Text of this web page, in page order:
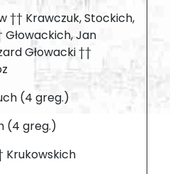
†† Krawczuk, Stockich,
Głowackich, Jan
Głowacki ††
(4 greg.)
(4 greg.)
Krukowskich